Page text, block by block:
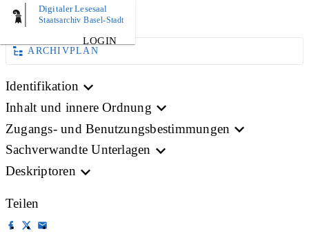
Digitaler Lesesaal
Staatsarchiv Basel-Stadt
LOGIN
BILD
ARCHIVPLAN
Identifikation
Inhalt und innere Ordnung
Zugangs- und Benutzungsbestimmungen
Sachverwandte Unterlagen
Deskriptoren
Teilen